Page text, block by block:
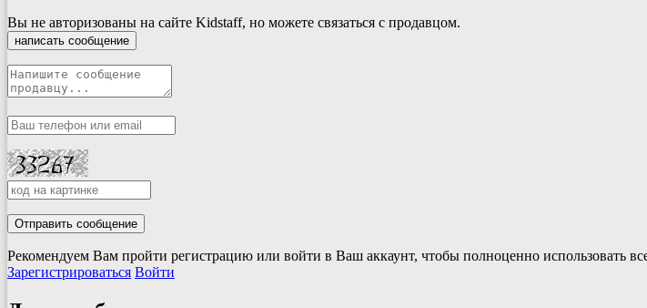
Вы не авторизованы на сайте Kidstaff, но можете связаться с продавцом.
написать сообщение
Отправить сообщение
Рекомендуем Вам пройти регистрацию или войти в Ваш аккаунт, чтобы полноценно использовать
Зарегистрироваться Войти